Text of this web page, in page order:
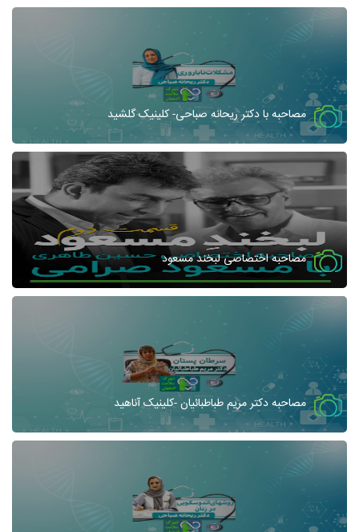
مصاحبه با دکتر ریحانه صباحی- کلینیک گلشید
مصاحبه اختصاصی لبخند مسعود
مصاحبه دکتر مریم طباطبائیان -کلینیک آناهید